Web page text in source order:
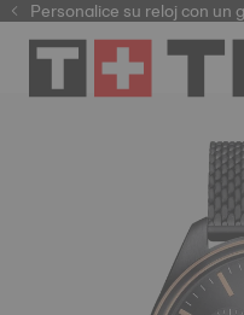
Personalice su reloj con un